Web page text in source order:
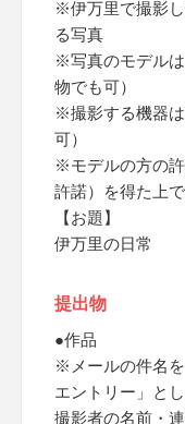
※伊万里で撮影
る写真
※写真のモデル
物でも可）
※撮影する機器
可）
※モデルの方の
許諾）を得た上
【お題】
伊万里の日常
提出物
●作品
※メールの件名
エントリー」と
撮影者の名前・